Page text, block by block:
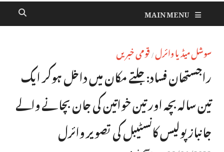
MAIN MENU
سوشل میڈیا وائرل / قومی خبریں
راجستھان فساد: جلتے مکان میں داخل ہوکر ایک
تین سالہ بچہ اور تین خواتین کی جان بچانے والے
جانباز پولیس کانسٹیبل کی تصویر وائرل